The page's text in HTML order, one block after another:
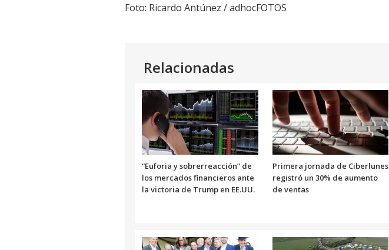
Foto: Ricardo Antúnez / adhocFOTOS
Relacionadas
“Euforia y sobrerreacción” de
los mercados financieros ante
la victoria de Trump en EE.UU.
Primera jornada de Ciberlunes
registró un 30% de aumento
de ventas